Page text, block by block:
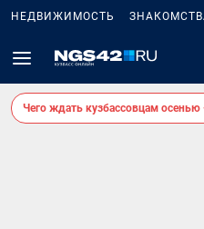
НЕДВИЖИМОСТЬ
Чего ждать кузбассовцам осенью